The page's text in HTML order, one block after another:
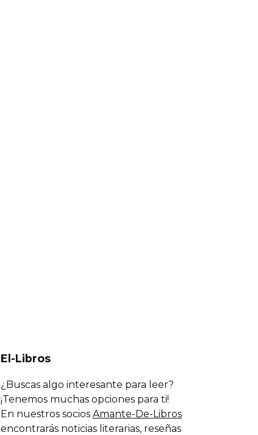
El-Libros
¿Buscas algo interesante para leer?
¡Tenemos muchas opciones para ti!
En nuestros socios Amante-De-Libros
encontrarás noticias literarias, reseñas